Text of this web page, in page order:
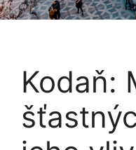
Kodaň: